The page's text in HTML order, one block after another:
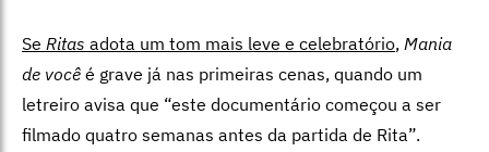
Se Ritas adota um tom mais leve e celebratório, Mania
de você é grave já nas primeiras cenas, quando um
letreiro avisa que “este documentário começou a ser
filmado quatro semanas antes da partida de Rita”.